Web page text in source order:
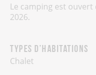
Le camping est
2026.
Types d’habitations
Chalet